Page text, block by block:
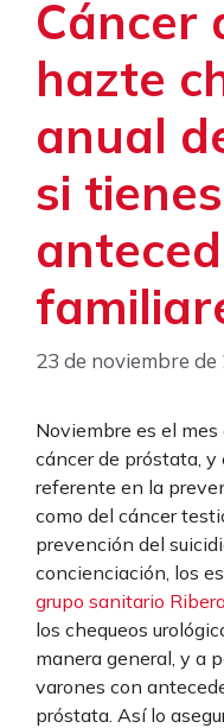
Cáncer
hazte
anual
si tienes
23 de noviembre de
Noviembre es el
cáncer de próstata,
referente en la
como del cáncer
prevención del
concienciación, los
grupo sanitario
los chequeos
manera general, y a
varones con
próstata. Así lo